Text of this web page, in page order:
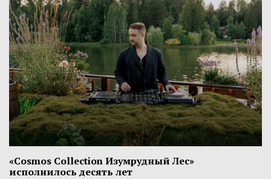
«Cosmos Collection Изумрудный Лес»
исполнилось десять лет